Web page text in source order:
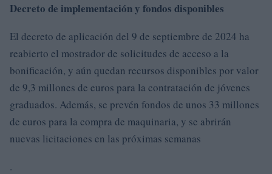
Decreto de implementación y fondos disponibles
El decreto de aplicación del 9 de septiembre de 2024 ha
reabierto el mostrador de solicitudes de acceso a la
bonificación, y aún quedan recursos disponibles por valor
de 9,3 millones de euros para la contratación de jóvenes
graduados. Además, se prevén fondos de unos 33 millones
de euros para la compra de maquinaria, y se abrirán
nuevas licitaciones en las próximas semanas
.